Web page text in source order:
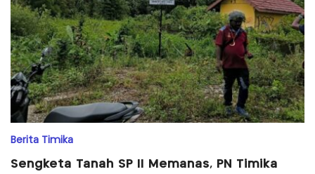
Berita Timika
Sengketa Tanah SP II Memanas, PN Timika